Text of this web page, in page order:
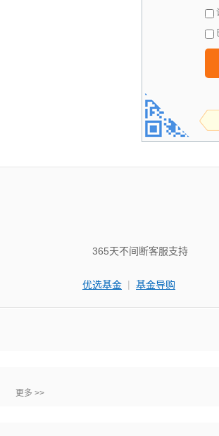
365天不间断客服支持
优选基金 | 基金导购
更多 >>